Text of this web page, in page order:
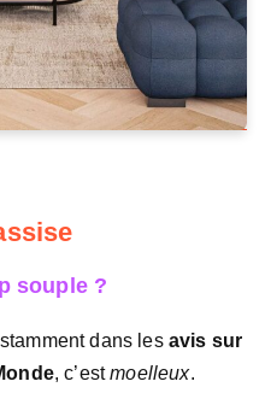
souple ?
dans les avis sur
, c’estmoelleux.